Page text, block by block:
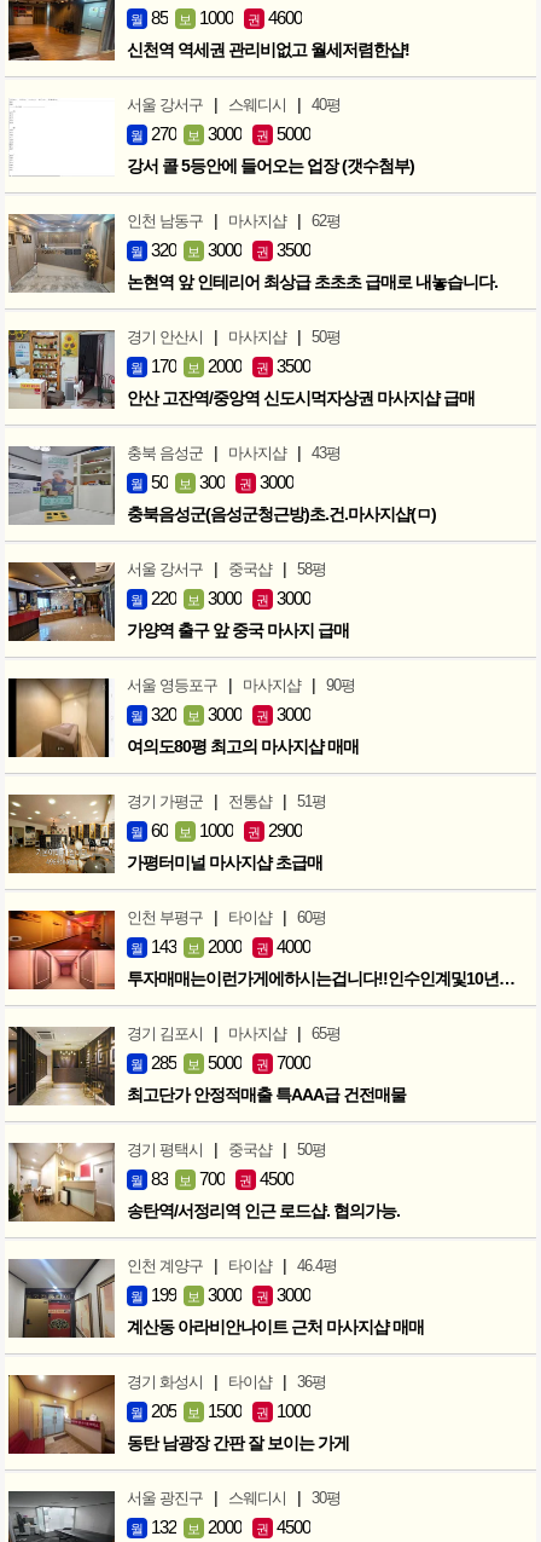
월 85 보 1000 권 4600
신천역 역세권 관리비없고 월세저렴한샵!
서울 강서구 | 스웨디시 | 40평
월 270 보 3000 권 5000
강서 콜 5등안에 들어오는 업장 (갯수첨부)
인천 남동구 | 마사지샵 | 62평
월 320 보 3000 권 3500
논현역 앞 인테리어 최상급 초초초 급매로 내놓습니다.
경기 안산시 | 마사지샵 | 50평
월 170 보 2000 권 3500
안산 고잔역/중앙역 신도시먹자상권 마사지샵 급매
충북 음성군 | 마사지샵 | 43평
월 50 보 300 권 3000
충북음성군(음성군청근방)초.건.마사지샵(ㅁ)
서울 강서구 | 중국샵 | 58평
월 220 보 3000 권 3000
가양역 출구 앞 중국 마사지 급매
서울 영등포구 | 마사지샵 | 90평
월 320 보 3000 권 3000
여의도80평 최고의 마사지샵 매매
경기 가평군 | 전통샵 | 51평
월 60 보 1000 권 2900
가평터미널 마사지샵 초급매
인천 부평구 | 타이샵 | 60평
월 143 보 2000 권 4000
투자매매는이런가게에하시는겁니다!!인수인계및10년노하우 모두승계
경기 김포시 | 마사지샵 | 65평
월 285 보 5000 권 7000
최고단가 안정적매출 특AAA급 건전매물
경기 평택시 | 중국샵 | 50평
월 83 보 700 권 4500
송탄역/서정리역 인근 로드샵. 협의가능.
인천 계양구 | 타이샵 | 46.4평
월 199 보 3000 권 3000
계산동 아라비안나이트 근처 마사지샵 매매
경기 화성시 | 타이샵 | 36평
월 205 보 1500 권 1000
동탄 남광장 간판 잘 보이는 가게
서울 광진구 | 스웨디시 | 30평
월 132 보 2000 권 4500